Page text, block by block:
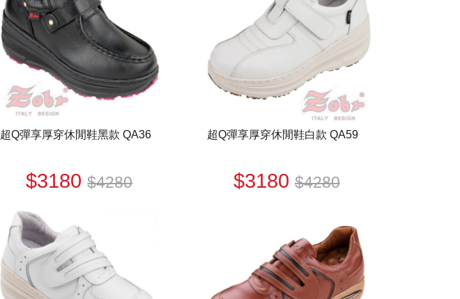
超Q彈享厚穿休閒鞋黑款 QA36
$3180$4280
超Q彈享厚穿休閒鞋白款 QA59
$3180$4280